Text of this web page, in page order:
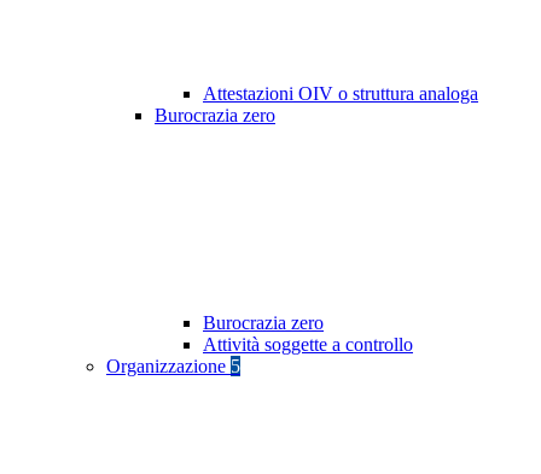
Attestazioni OIV o struttura analoga
Burocrazia zero
Burocrazia zero
Attività soggette a controllo
Organizzazione 5